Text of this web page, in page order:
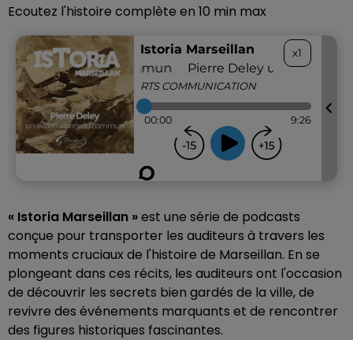
Ecoutez l'histoire complète en 10 min max
« Istoria Marseillan »est une série de podcasts
conçue pour transporter les auditeurs à travers les
moments cruciaux de l'histoire de Marseillan. En se
plongeant dans ces récits, les auditeurs ont l'occasion
de découvrir les secrets bien gardés de la ville, de
revivre des événements marquants et de rencontrer
des figures historiques fascinantes.